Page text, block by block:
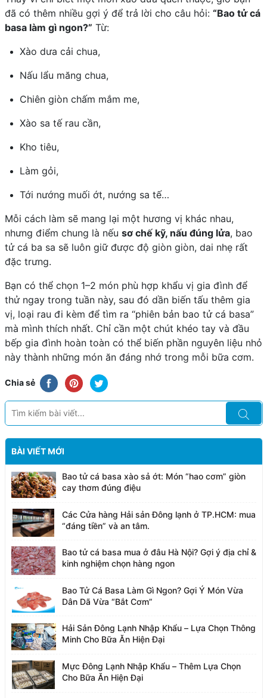
đã có thêm nhiều gợi ý để trả lời cho câu hỏi: “Bao tử cá
basa làm gì ngon?” Từ:
Xào dưa cải chua,
Nấu lẩu măng chua,
Chiên giòn chấm mắm me,
Xào sa tế rau cần,
Kho tiêu,
Làm gỏi,
Tới nướng muối ớt, nướng sa tế…
Mỗi cách làm sẽ mang lại một hương vị khác nhau,
nhưng điểm chung là nếu sơ chế kỹ, nấu đúng lửa, bao
tử cá ba sa sẽ luôn giữ được độ giòn giòn, dai nhẹ rất
đặc trưng.
Bạn có thể chọn 1–2 món phù hợp khẩu vị gia đình để
thử ngay trong tuần này, sau đó dần biến tấu thêm gia
vị, loại rau đi kèm để tìm ra “phiên bản bao tử cá basa”
mà mình thích nhất. Chỉ cần một chút khéo tay và đầu
bếp gia đình hoàn toàn có thể biến phần nguyên liệu nhỏ
này thành những món ăn đáng nhớ trong mỗi bữa cơm.
Chia sẻ
BÀI VIẾT MỚI
Bao tử cá basa xào sả ớt: Món “hao cơm” giòn
cay thơm đúng điệu
Các Cửa hàng Hải sản Đông lạnh ở TP.HCM: mua
“đáng tiền” và an tâm.
Bao tử cá basa mua ở đâu Hà Nội? Gợi ý địa chỉ &
kinh nghiệm chọn hàng ngon
Bao Tử Cá Basa Làm Gì Ngon? Gợi Ý Món Vừa
Dân Dã Vừa “Bắt Cơm”
Hải Sản Đông Lạnh Nhập Khẩu – Lựa Chọn Thông
Minh Cho Bữa Ăn Hiện Đại
Mực Đông Lạnh Nhập Khẩu – Thêm Lựa Chọn
Cho Bữa Ăn Hiện Đại